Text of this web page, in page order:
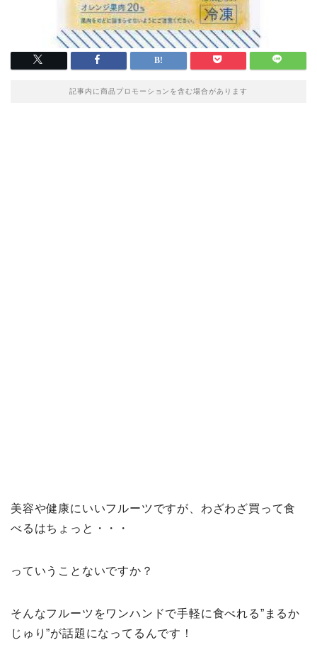
記事内に商品プロモーションを含む場合があります
美容や健康にいいフルーツですが、わざわざ買って食
べるはちょっと・・・
っていうことないですか？
そんなフルーツをワンハンドで手軽に食べれる”まるか
じゅり”が話題になってるんです！